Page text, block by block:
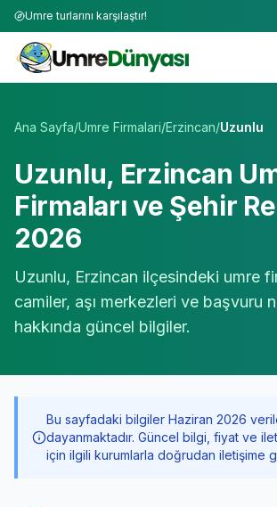
Umre turlarını karşılaştır!
Ana Sayfa/Umre Firmalari/Erzincan/Uzunlu
Uzunlu, Erzincan
Firmaları ve Şehir
2026
Uzunlu, Erzincan ilçesindeki umre
camiler, aşı merkezleri ve başvuru
hakkında güncel bilgiler.
Bu sayfadaki bilgiler Haziran 2026
dayanmaktadır. Güncel bilgi, fiyat ve
için ilgili kurumlarla doğrudan iletişime